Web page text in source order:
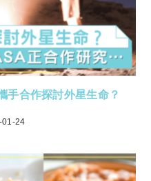
手合作探討外星生命？
01-24